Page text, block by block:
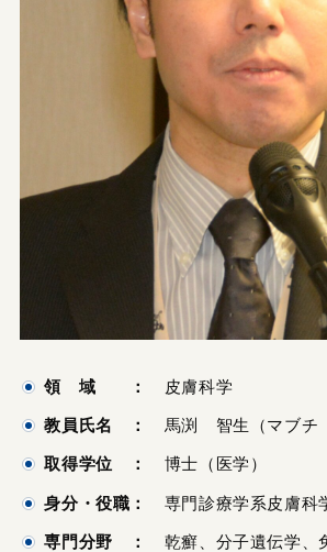
領 域 ： 皮膚科学
教員氏名 ： 馬渕 智生（マブチ
取得学位 ： 博士（医学）
身分・役職： 専門診療学系皮膚科
専門分野 ： 乾癬、分子遺伝学、